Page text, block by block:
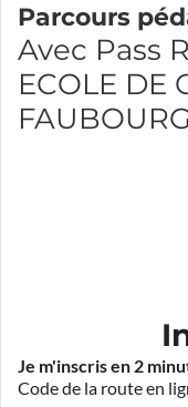
Parcours
Avec Pass
ECOLE DE
Je m'inscris en 2
Code de la route en